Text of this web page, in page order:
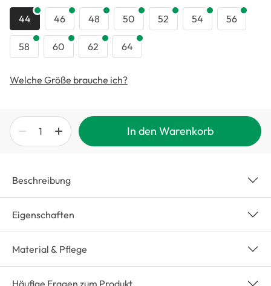
44 46 48 50 52 54 56
58 60 62 64
Welche Größe brauche ich?
In den Warenkorb
Beschreibung
Eigenschaften
Material & Pflege